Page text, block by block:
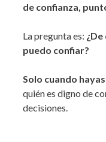
de confianza,
La pregunta es:
puedo confiar?
Solo cuando
quién es digno de
decisiones.